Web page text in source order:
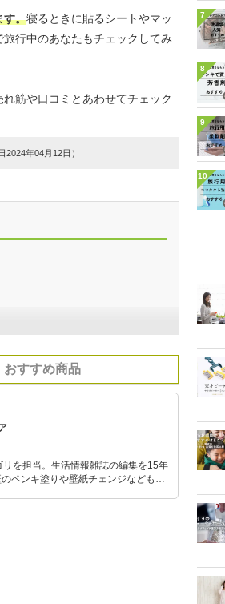
す。寝るときに貼るシートやマッ
行中のあなたもチェックしてみ
筋や口コミとあわせてチェック
年04月12日）
おすすめ商品
を担当。生活情報雑誌の編集を15年
ペンキ塗りや壁紙チェンジなどもチ
7
8
9
10